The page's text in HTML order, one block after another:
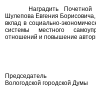
Наградить
Шулепова Евгения
вклад в социально-
системы местного
отношений и повышение
Председатель
Вологодской городской Думы